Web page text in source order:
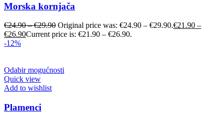
Morska kornjača
€24.90–€29.90 Original price was: €24.90 – €29.90.€21.90 –
€26.90Current price is: €21.90 – €26.90.
-12%
Odabir mogućnosti
Quick view
Add to wishlist
Plamenci